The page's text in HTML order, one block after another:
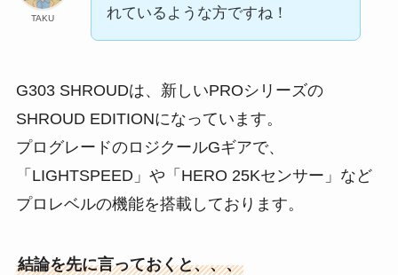
TAKU
れているような方ですね！
G303 SHROUDは、新しいPROシリーズの
SHROUD EDITIONになっています。
プログレードのロジクールGギアで、
「LIGHTSPEED」や「HERO 25Kセンサー」など
プロレベルの機能を搭載しております。
結論を先に言っておくと、、、